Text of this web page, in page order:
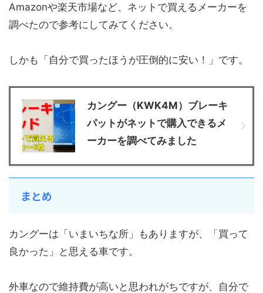
Amazonや楽天市場など、ネットで買えるメーカーを
調べたので参考にしてみてください。
しかも「自分で買ったほうが圧倒的に安い！」です。
カングー（KWK4M）ブレーキ
パットがネットで購入できるメ
ーカーを調べてみました
まとめ
カングーは「いまいちな所」もありますが、「買って
良かった」と思える車です。
外車なので維持費が高いと思われがちですが、自分で